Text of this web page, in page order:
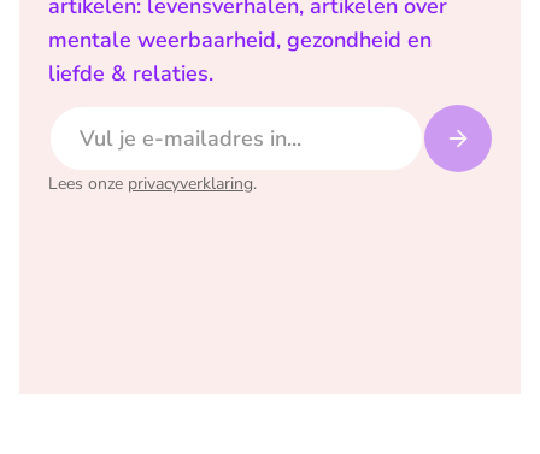
artikelen: levensverhalen, artikelen over
mentale weerbaarheid, gezondheid en
liefde & relaties.
Lees onze privacyverklaring.